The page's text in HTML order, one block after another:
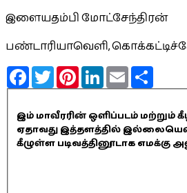
இளையதம்பி மோட்சேந்திரன்
பண்டாரியாவெளி,
FacebookTwitterPinterestLinkedInEmail
இம் மாவீரரின் ஒளிப்படம் மற்றும்
ஏதாவது இத்தளத்தில்
கீழுள்ள படிவத்தினூடாக எமக்கு